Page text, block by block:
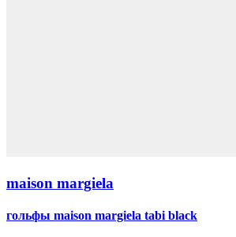
maison margiela
гольфы maison margiela tabi black